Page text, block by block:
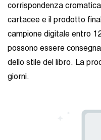
corrispondenza
cartacee e il prodotto
campione digitale entro
possono essere
dello stile del libro. La
giorni.